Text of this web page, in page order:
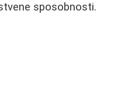
sposobnosti.